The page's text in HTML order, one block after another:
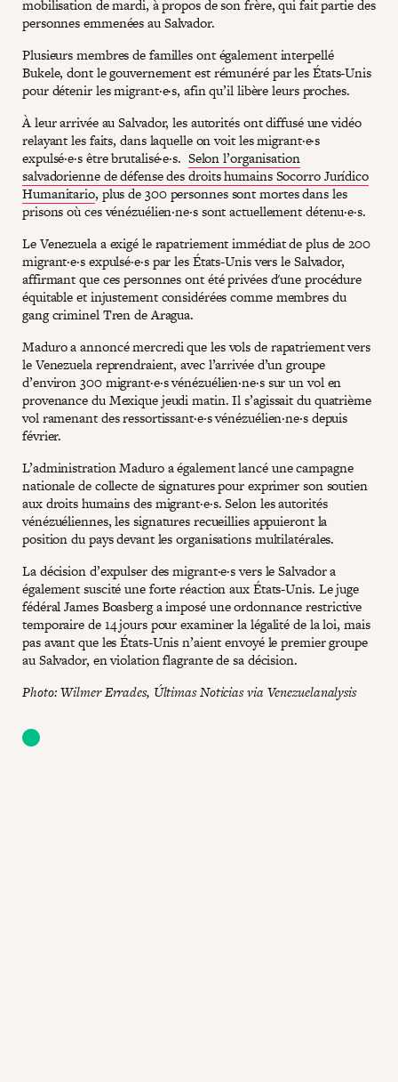
mobilisation de mardi, à propos de son frère, qui fait partie des
personnes emmenées au Salvador.
Plusieurs membres de familles ont également interpellé
Bukele, dont le gouvernement est rémunéré par les États-Unis
pour détenir les migrant·e·s, afin qu’il libère leurs proches.
À leur arrivée au Salvador, les autorités ont diffusé une vidéo
relayant les faits, dans laquelle on voit les migrant·e·s
expulsé·e·s être brutalisé·e·s. Selon l’organisation
salvadorienne de défense des droits humains Socorro Jurídico
Humanitario, plus de 300 personnes sont mortes dans les
prisons où ces vénézuélien·ne·s sont actuellement détenu·e·s.
Le Venezuela a exigé le rapatriement immédiat de plus de 200
migrant·e·s expulsé·e·s par les États-Unis vers le Salvador,
affirmant que ces personnes ont été privées d'une procédure
équitable et injustement considérées comme membres du
gang criminel Tren de Aragua.
Maduro a annoncé mercredi que les vols de rapatriement vers
le Venezuela reprendraient, avec l’arrivée d’un groupe
d’environ 300 migrant·e·s vénézuélien·ne·s sur un vol en
provenance du Mexique jeudi matin. Il s’agissait du quatrième
vol ramenant des ressortissant·e·s vénézuélien·ne·s depuis
février.
L’administration Maduro a également lancé une campagne
nationale de collecte de signatures pour exprimer son soutien
aux droits humains des migrant·e·s. Selon les autorités
vénézuéliennes, les signatures recueillies appuieront la
position du pays devant les organisations multilatérales.
La décision d’expulser des migrant·e·s vers le Salvador a
également suscité une forte réaction aux États-Unis. Le juge
fédéral James Boasberg a imposé une ordonnance restrictive
temporaire de 14 jours pour examiner la légalité de la loi, mais
pas avant que les États-Unis n’aient envoyé le premier groupe
au Salvador, en violation flagrante de sa décision.
Photo: Wilmer Errades, Últimas Noticias via Venezuelanalysis